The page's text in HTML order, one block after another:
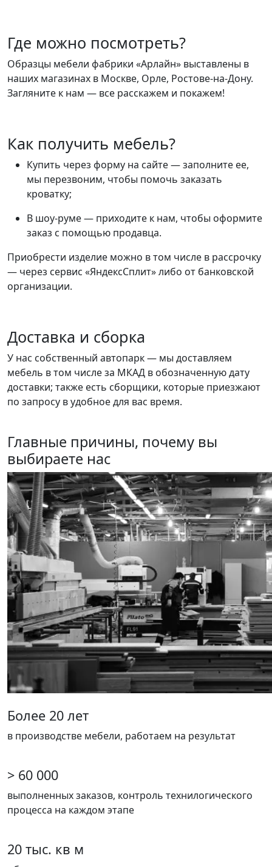
Где можно посмотреть?
Образцы мебели фабрики «Арлайн» выставлены в
наших магазинах в Москве, Орле, Ростове-на-Дону.
Загляните к нам — все расскажем и покажем!
Как получить мебель?
Купить через форму на сайте — заполните ее,
мы перезвоним, чтобы помочь заказать
кроватку;
В шоу-руме — приходите к нам, чтобы оформите
заказ с помощью продавца.
Приобрести изделие можно в том числе в рассрочку
— через сервис «ЯндексСплит» либо от банковской
организации.
Доставка и сборка
У нас собственный автопарк — мы доставляем
мебель в том числе за МКАД в обозначенную дату
доставки; также есть сборщики, которые приезжают
по запросу в удобное для вас время.
Главные причины, почему вы
выбираете нас
Более 20 лет
в производстве мебели, работаем на результат
> 60 000
выполненных заказов, контроль технилогического
процесса на каждом этапе
20 тыс. кв м